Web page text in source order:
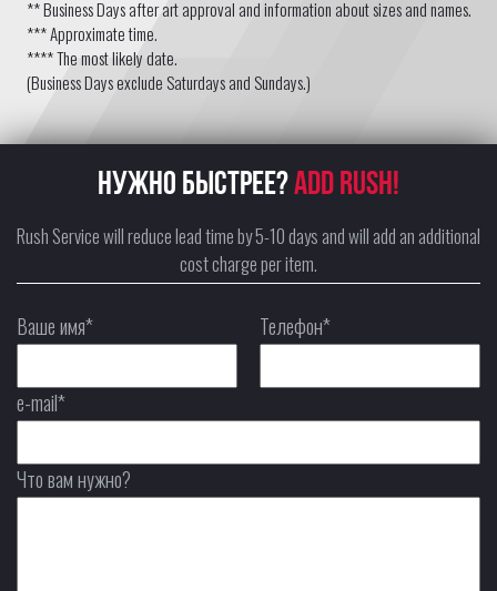
** Business Days after art approval and information about sizes and names.
*** Approximate time.
**** The most likely date.
(Business Days exclude Saturdays and Sundays.)
НУЖНО БЫСТРЕЕ?ADD RUSH!
Rush Service will reduce lead time by 5-10 days and will add an additional
cost charge per item.
Ваше имя* Телефон*
e-mail*
Что вам нужно?